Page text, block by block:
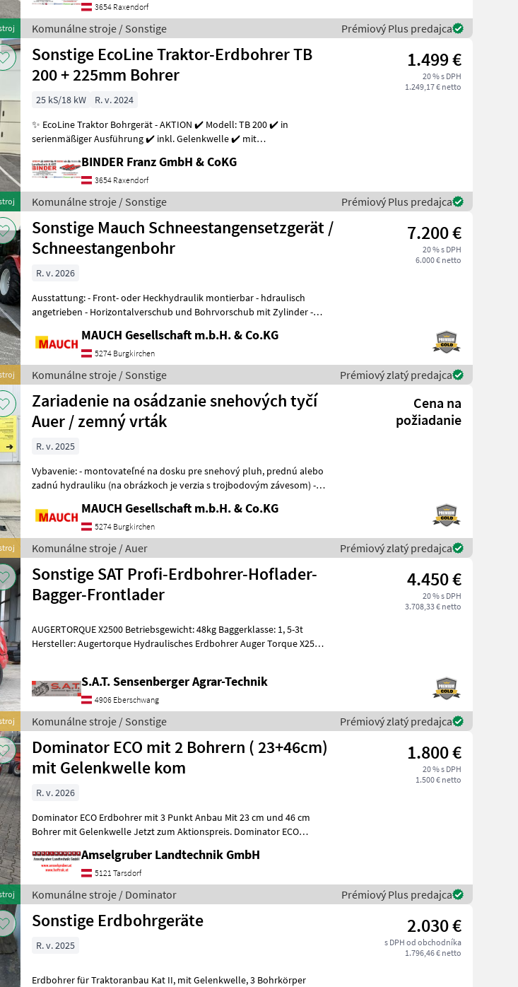
3654 Raxendorf
Komunálne stroje / Sonstige Prémiový Plus predajca
Sonstige EcoLine Traktor-Erdbohrer TB
200 + 225mm Bohrer
1.499 €
20 % s DPH
1.249,17 € netto
25 kS/18 kW
R. v. 2024
✨ EcoLine Traktor Bohrgerät - AKTION ✔️ Modell: TB 200 ✔️ in
serienmäßiger Ausführung ✔️ inkl. Gelenkwelle ✔️ mit
BINDER Franz GmbH & CoKG
3654 Raxendorf
Komunálne stroje / Sonstige Prémiový Plus predajca
Sonstige Mauch Schneestangensetzgerät /
Schneestangenbohr
7.200 €
20 % s DPH
6.000 € netto
R. v. 2026
Ausstattung: - Front- oder Heckhydraulik montierbar - hdraulisch
angetrieben - Horizontalverschub und Bohrvorschub mit Zylinder -
MAUCH Gesellschaft m.b.H. & Co.KG
5274 Burgkirchen
Komunálne stroje / Sonstige Prémiový zlatý predajca
Zariadenie na osádzanie snehových tyčí
Auer / zemný vrták
Cena na
požiadanie
R. v. 2025
Vybavenie: - montovateľné na dosku pre snehový pluh, prednú alebo
zadnú hydrauliku (na obrázkoch je verzia s trojbodovým závesom) -
MAUCH Gesellschaft m.b.H. & Co.KG
5274 Burgkirchen
Komunálne stroje / Auer Prémiový zlatý predajca
Sonstige SAT Profi-Erdbohrer-Hoflader-
Bagger-Frontlader
4.450 €
20 % s DPH
3.708,33 € netto
AUGERTORQUE X2500 Betriebsgewicht: 48kg Baggerklasse: 1, 5-3t
Hersteller: Augertorque Hydraulisches Erdbohrer Auger Torque X2500
S.A.T. Sensenberger Agrar-Technik
4906 Eberschwang
Komunálne stroje / Sonstige Prémiový zlatý predajca
Dominator ECO mit 2 Bohrern ( 23+46cm)
mit Gelenkwelle kom
1.800 €
20 % s DPH
1.500 € netto
R. v. 2026
Dominator ECO Erdbohrer mit 3 Punkt Anbau Mit 23 cm und 46 cm
Bohrer mit Gelenkwelle Jetzt zum Aktionspreis. Dominator ECO
Amselgruber Landtechnik GmbH
5121 Tarsdorf
Komunálne stroje / Dominator Prémiový Plus predajca
Sonstige Erdbohrgeräte 2.030 €
s DPH od obchodníka
1.796,46 € netto
R. v. 2025
Erdbohrer für Traktoranbau Kat II, mit Gelenkwelle, 3 Bohrkörper